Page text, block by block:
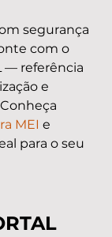
segurança
com o
— referência
e
MEI e
para o seu